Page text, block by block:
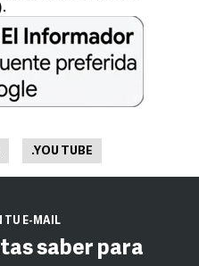
.YOU TUBE
TU E-MAIL
saber para